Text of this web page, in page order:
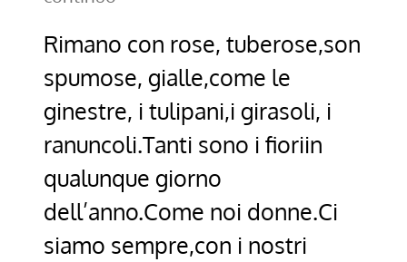
Rimano con rose, tuberose,son
spumose, gialle,come le
ginestre, i tulipani,i girasoli, i
ranuncoli.Tanti sono i fioriin
qualunque giorno
dell’anno.Come noi donne.Ci
siamo sempre,con i nostri